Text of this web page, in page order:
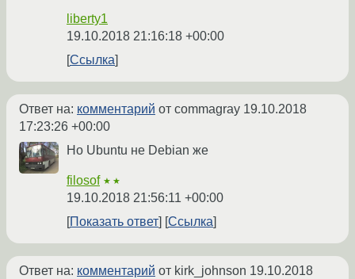
liberty1
19.10.2018 21:16:18 +00:00
Ссылка
Ответ на: комментарий от commagray 19.10.2018
17:23:26 +00:00
Но Ubuntu не Debian же
filosof ★★
19.10.2018 21:56:11 +00:00
Показать ответ
Ссылка
Ответ на: комментарий от kirk_johnson 19.10.2018